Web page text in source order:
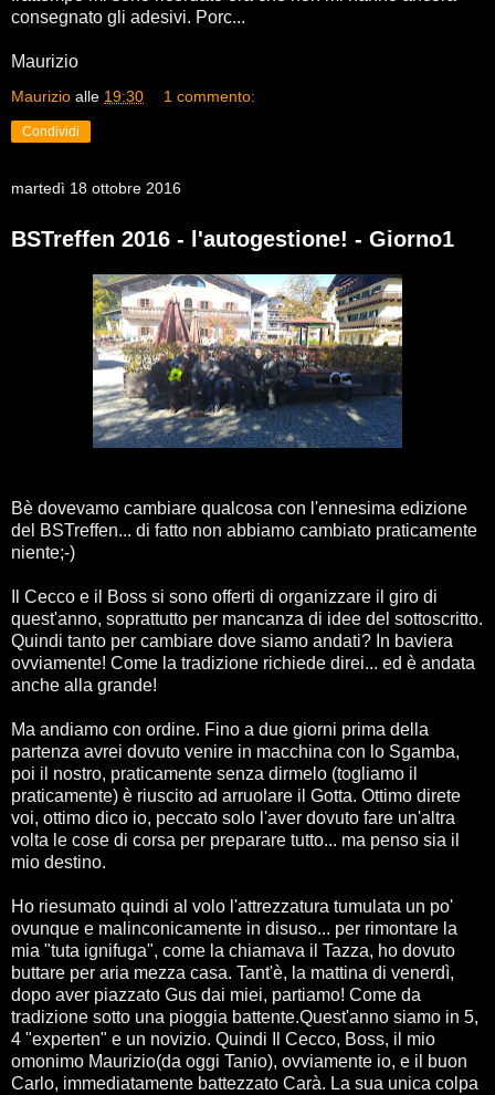
consegnato gli adesivi. Porc...
Maurizio
Maurizio alle 19:30 1 commento:
Condividi
martedì 18 ottobre 2016
BSTreffen 2016 - l'autogestione! - Giorno1
Bè dovevamo cambiare qualcosa con l'ennesima edizione
del BSTreffen... di fatto non abbiamo cambiato praticamente
niente;-)
Il Cecco e il Boss si sono offerti di organizzare il giro di
quest'anno, soprattutto per mancanza di idee del sottoscritto.
Quindi tanto per cambiare dove siamo andati? In baviera
ovviamente! Come la tradizione richiede direi... ed è andata
anche alla grande!
Ma andiamo con ordine. Fino a due giorni prima della
partenza avrei dovuto venire in macchina con lo Sgamba,
poi il nostro, praticamente senza dirmelo (togliamo il
praticamente) è riuscito ad arruolare il Gotta. Ottimo direte
voi, ottimo dico io, peccato solo l'aver dovuto fare un'altra
volta le cose di corsa per preparare tutto... ma penso sia il
mio destino.
Ho riesumato quindi al volo l'attrezzatura tumulata un po'
ovunque e malinconicamente in disuso... per rimontare la
mia "tuta ignifuga", come la chiamava il Tazza, ho dovuto
buttare per aria mezza casa. Tant'è, la mattina di venerdì,
dopo aver piazzato Gus dai miei, partiamo! Come da
tradizione sotto una pioggia battente.Quest'anno siamo in 5,
4 "experten" e un novizio. Quindi Il Cecco, Boss, il mio
omonimo Maurizio(da oggi Tanio), ovviamente io, e il buon
Carlo, immediatamente battezzato Carà. La sua unica colpa